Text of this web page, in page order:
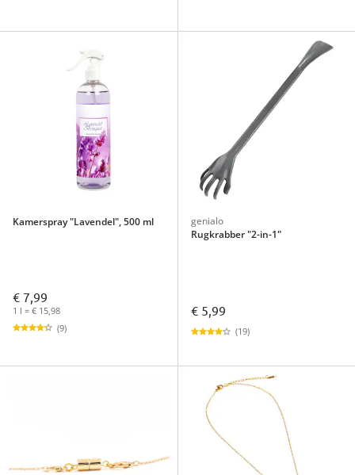
Kamerspray "Lavendel", 500 ml
€ 7,99
1 l = € 15,98
(9)
genialo
Rugkrabber "2-in-1"
€ 5,99
(19)